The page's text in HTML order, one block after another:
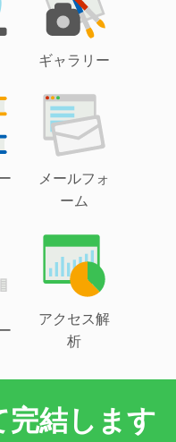
ギャラリー
メールフォ
ーム
アクセス解
析
結します